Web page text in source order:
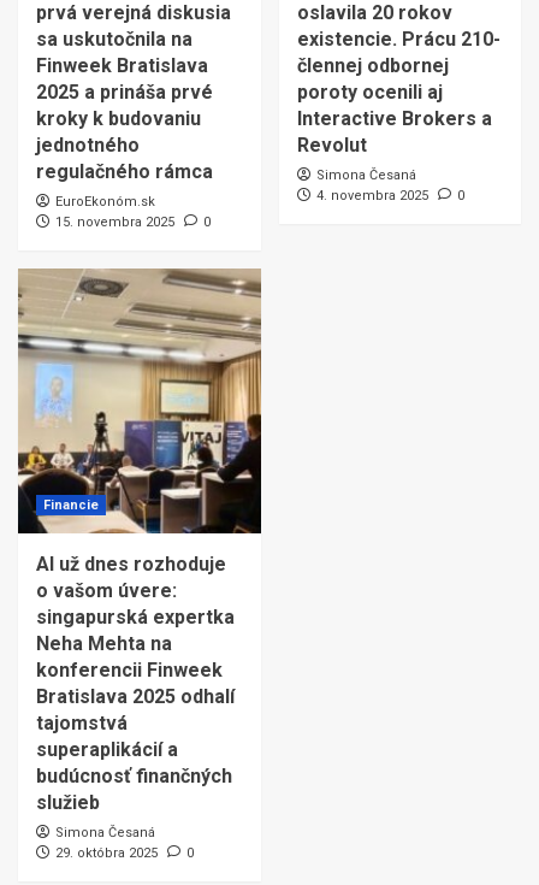
prvá verejná diskusia
sa uskutočnila na
Finweek Bratislava
2025 a prináša prvé
kroky k budovaniu
jednotného
regulačného rámca
EuroEkonóm.sk
15. novembra 2025
0
oslavila 20 rokov
existencie. Prácu 210-
člennej odbornej
poroty ocenili aj
Interactive Brokers a
Revolut
Simona Česaná
4. novembra 2025
0
Financie
AI už dnes rozhoduje
o vašom úvere:
singapurská expertka
Neha Mehta na
konferencii Finweek
Bratislava 2025 odhalí
tajomstvá
superaplikácií a
budúcnosť finančných
služieb
Simona Česaná
29. októbra 2025
0